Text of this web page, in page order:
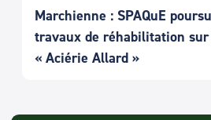
Marchienne : SPAQuE
travaux de réhabilitation
« Aciérie Allard »